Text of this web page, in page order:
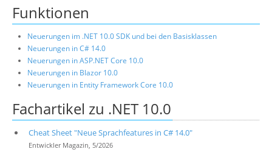
Funktionen
Neuerungen im .NET 10.0 SDK und bei den Basisklassen
Neuerungen in C# 14.0
Neuerungen in ASP.NET Core 10.0
Neuerungen in Blazor 10.0
Neuerungen in Entity Framework Core 10.0
Fachartikel zu .NET 10.0
Cheat Sheet "Neue Sprachfeatures in C# 14.0"
Entwickler Magazin, 5/2026